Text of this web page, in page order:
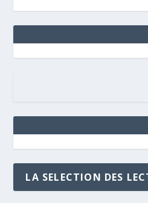
LA SELECTION DES